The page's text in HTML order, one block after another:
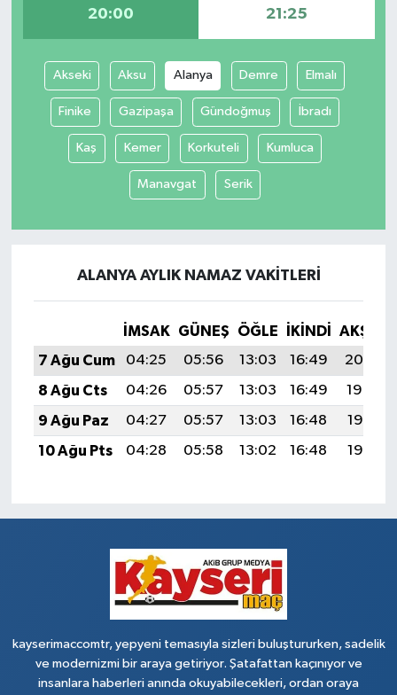
20:00 21:25
Akseki Aksu Alanya Demre Elmalı
Finike Gazipaşa Gündoğmuş İbradı
Kaş Kemer Korkuteli Kumluca
Manavgat Serik
ALANYA AYLIK NAMAZ VAKITLERI
İMSAK GÜNEŞ ÖĞLE İKINDI
AKŞAM
7 Ağu Cum
04:25 05:56 13:03 16:49
20:00
8 Ağu Cts
04:26 05:57 13:03 16:49
19:59
9 Ağu Paz
04:27 05:57 13:03 16:48
19:58
10 Ağu Pts
04:28 05:58 13:02 16:48 19:57
kayserimaccomtr, yepyeni temasıyla sizleri buluştururken, sadelik
ve modernizmi bir araya getiriyor. Şatafattan kaçınıyor ve
insanlara haberleri anında okuyabilecekleri, ordan oraya